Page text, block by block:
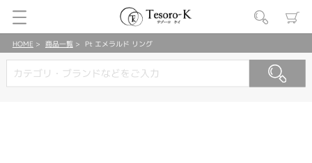
HOME 商品一覧 Pt エメラルド リング